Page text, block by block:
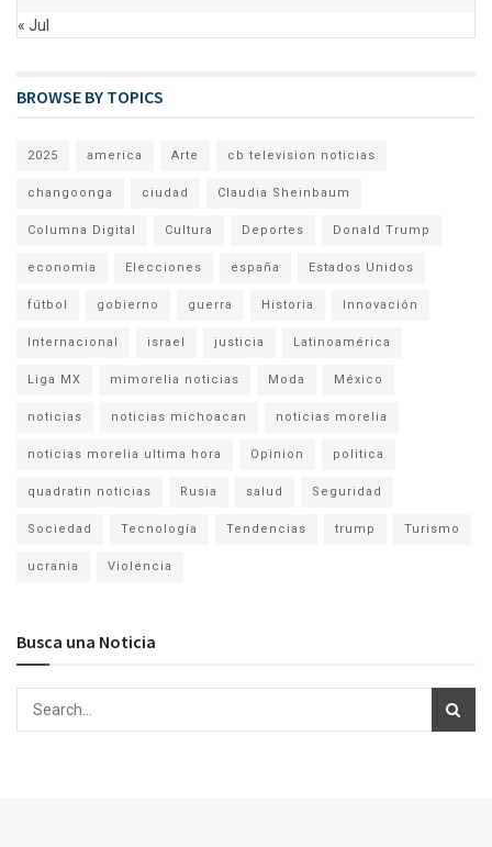
« Jul
BROWSE BY TOPICS
2025 america Arte cb television noticias
changoonga ciudad Claudia Sheinbaum
Columna Digital Cultura Deportes Donald Trump
economia Elecciones españa Estados Unidos
fútbol gobierno guerra Historia Innovación
Internacional israel justicia Latinoamérica
Liga MX mimorelia noticias Moda México
noticias noticias michoacan noticias morelia
noticias morelia ultima hora Opinion politica
quadratin noticias Rusia salud Seguridad
Sociedad Tecnología Tendencias trump Turismo
ucrania Violencia
Busca una Noticia